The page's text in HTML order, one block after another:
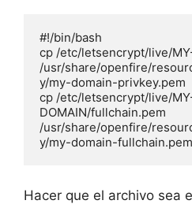
#!/bin/bash
cp /etc/letsencrypt/live/
/usr/share/openfire/
y/my-domain-privkey.pem
cp /etc/letsencrypt/live/
DOMAIN/fullchain.pem
/usr/share/openfire/
y/my-domain-fullchain.pem
Hacer que el archivo sea